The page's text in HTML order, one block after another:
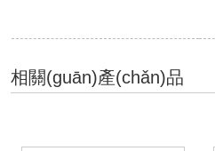
相關(guān)產(chǎn)品